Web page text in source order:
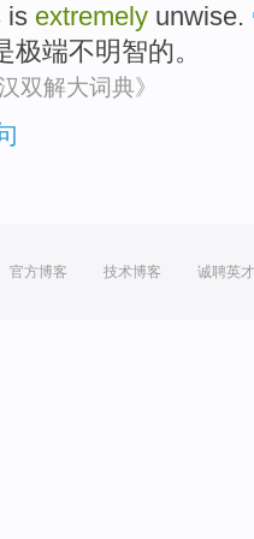
is extremely unwise.
极端不明智的。
双解大词典》
官方博客 技术博客 诚聘英才